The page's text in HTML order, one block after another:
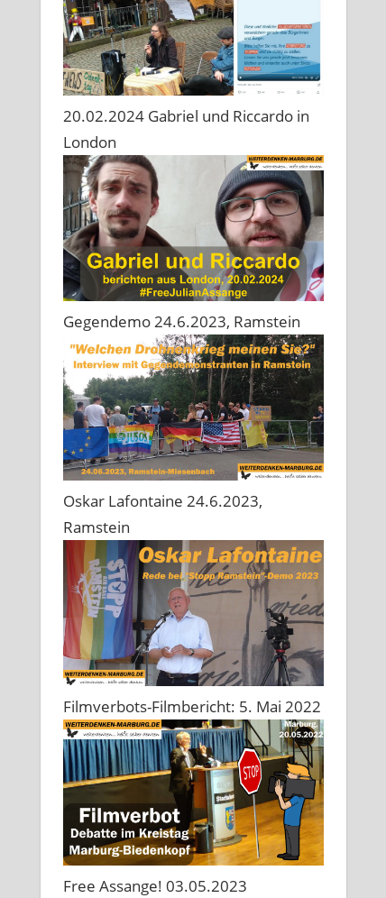
20.02.2024 Gabriel und Riccardo in
London
Gegendemo 24.6.2023, Ramstein
Oskar Lafontaine 24.6.2023,
Ramstein
Filmverbots-Filmbericht: 5. Mai 2022
Free Assange! 03.05.2023